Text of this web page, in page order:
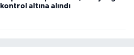
kontrol altına alındı